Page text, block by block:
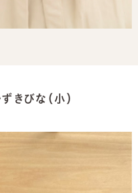
びな（小）